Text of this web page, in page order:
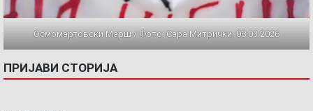
Осмомартовски Марш / Фото: Сара Митрички, 08.03.2026
ПРИЈАВИ СТОРИЈА